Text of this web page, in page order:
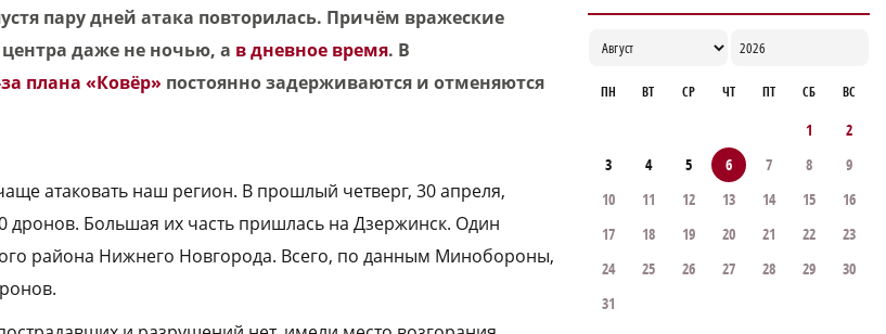
пару дней атака повторилась. Причём вражеские
даже не ночью, а в дневное время. В
плана «Ковёр» постоянно задерживаются и отменяются
атаковать наш регион. В прошлый четверг, 30 апреля,
дронов. Большая их часть пришлась на Дзержинск. Один
района Нижнего Новгорода. Всего, по данным Минобороны,
ПН ВТ СР ЧТ ПТ СБ ВС
1
2
3
4 5 6 7 8
9
10
11 12 13 14 15
16
17
18 19 20 21 22
23
24
25 26 27 28 29
30
31